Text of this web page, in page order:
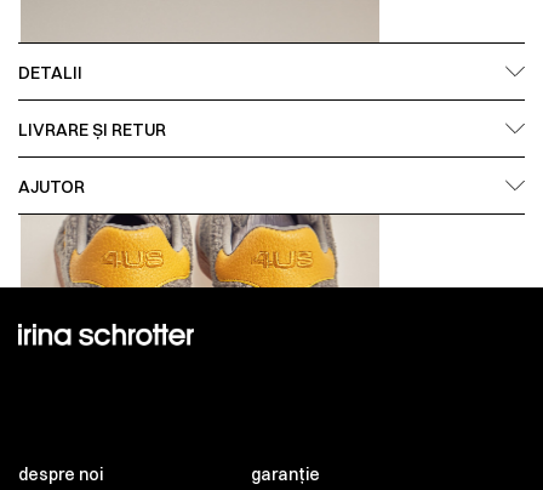
DETALII
LIVRARE ȘI RETUR
AJUTOR
despre noi garanție